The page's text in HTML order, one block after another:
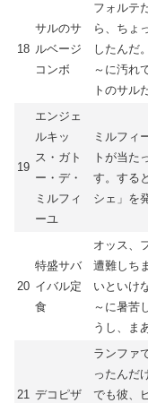
18
サルのサ
ルベージ
コンボ
フォルテ
ら、ちょ
したんだ
～に汚れ
トのサル
19
エンジェ
ルキッ
ス・ガト
ー・デ・
ミルフィ
ーユ
ミルフィ
トが当た
す。する
シェ」を
20
特盛サバ
イバル定
食
オッス、
遭難しち
いといけ
～に暑苦
うし、ま
21 デコピザ
ランファ
ったんだ
でも彼、